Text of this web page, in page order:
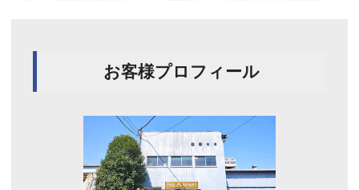
お客様プロフィール